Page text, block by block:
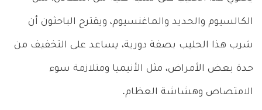
الكالسيوم والحديد والماغنسيوم، ويقترح الباحثون أن
شرب هذا الحليب بصفة دورية، يساعد على التخفيف من
حدة بعض الأمراض، مثل الأنيميا ومتلازمة سوء
الامتصاص وهشاشة العظام.